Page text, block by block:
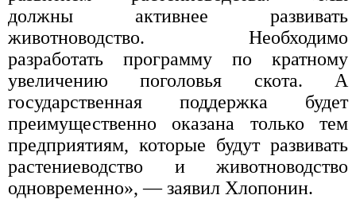
должны активнее развивать
животноводство. Необходимо
разработать программу по кратному
увеличению поголовья скота. А
государственная поддержка будет
преимущественно оказана только тем
предприятиям, которые будут развивать
растениеводство и животноводство
одновременно», — заявил Хлопонин.